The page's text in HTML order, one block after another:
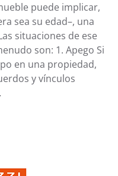
puede implicar,
sea su edad–, una
situaciones de ese
son: 1. Apego Si
en una propiedad,
y vínculos